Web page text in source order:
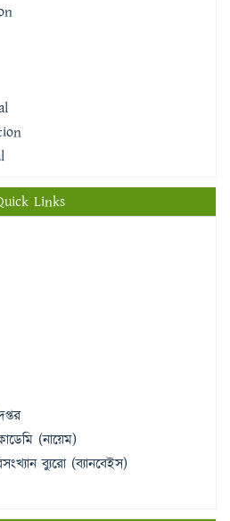
Links
(নায়েম)
ব্যুরো (ব্যানবেইস)